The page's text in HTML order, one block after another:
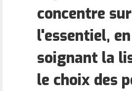
concentre sur
l'essentiel, en
soignant la
le choix des